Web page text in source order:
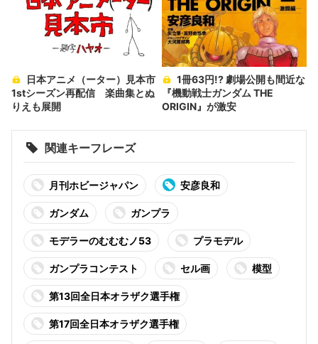
1stシーズン再配信 楽曲集とぬ
りえも展開
『機動戦士ガンダム THE
ORIGIN』が激安
関連キーフレーズ
月刊ホビージャパン 安彦良和
ガンダム ガンプラ
モデラーのむむむノ53 プラモデル
ガンプラコンテスト セル画 模型
第13回全日本オラザク選手権
第17回全日本オラザク選手権